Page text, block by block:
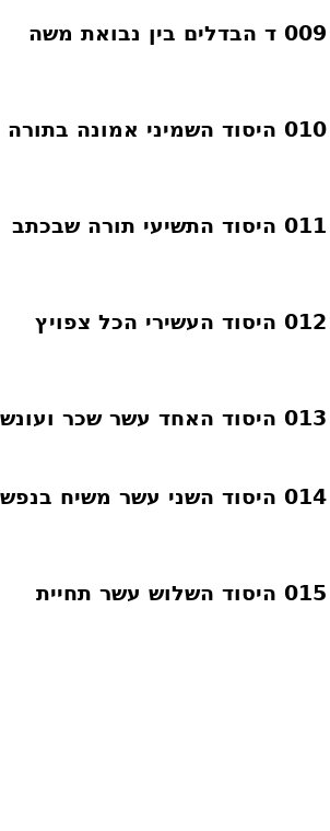
דע את אמונתך 009 ד הבדלים בין נבואת משה
דע את אמונתך 010 היסוד השמיני אמונה בתורה
דע את אמונתך 011 היסוד התשיעי תורה שבכתב
דע את אמונתך 012 היסוד העשירי הכל צפויץ
דע את אמונתך 014 היסוד השני עשר משיח בנפש
דע את אמונתך 015 היסוד השלוש עשר תחיית